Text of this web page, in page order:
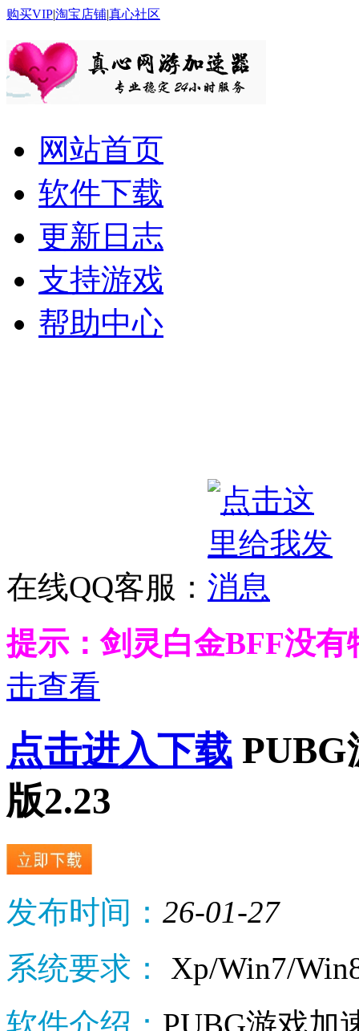
购买VIP|淘宝店铺|真心社区
网站首页
软件下载
更新日志
支持游戏
帮助中心
在线QQ客服：
提示：剑灵白金BFF没
击查看
点击进入下载 PUBG
版2.23
发布时间： 26-01-27
系统要求：
Xp/Win7/
软件介绍： PUBG游戏加